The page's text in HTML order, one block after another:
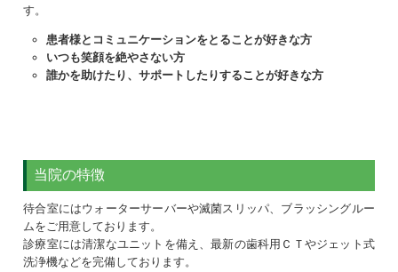
す。
患者様とコミュニケーションをとることが好きな方
いつも笑顔を絶やさない方
誰かを助けたり、サポートしたりすることが好きな方
当院の特徴
待合室にはウォーターサーバーや滅菌スリッパ、ブラッシングルー
ムをご用意しております。
診療室には清潔なユニットを備え、最新の歯科用ＣＴやジェット式
洗浄機などを完備しております。